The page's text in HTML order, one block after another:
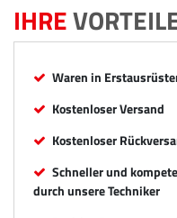
IHRE
Waren in
Kostenloser Versand
Kostenloser
Schneller und
durch unsere Techniker